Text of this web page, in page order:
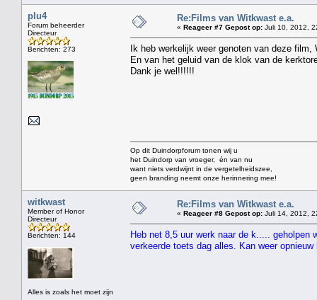
plu4
Forum beheerder
Directeur
Berichten: 273
Re:Films van Witkwast e.a.
« Reageer #7 Gepost op: Juli 10, 2012,
Ik heb werkelijk weer genoten van deze film,
En van het geluid van de klok van de
Dank je wel!!!!!!
Op dit Duindorpforum tonen wij u
het Duindorp van vroeger, én van nu
want niets verdwijnt in de vergetelheidszee,
geen branding neemt onze herinnering mee!
witkwast
Member of Honor
Directeur
Berichten: 144
Alles is zoals het moet zijn
Re:Films van Witkwast e.a.
« Reageer #8 Gepost op: Juli 14, 2012,
Heb net 8,5 uur werk naar de k.....
verkeerde toets dag alles. Kan weer